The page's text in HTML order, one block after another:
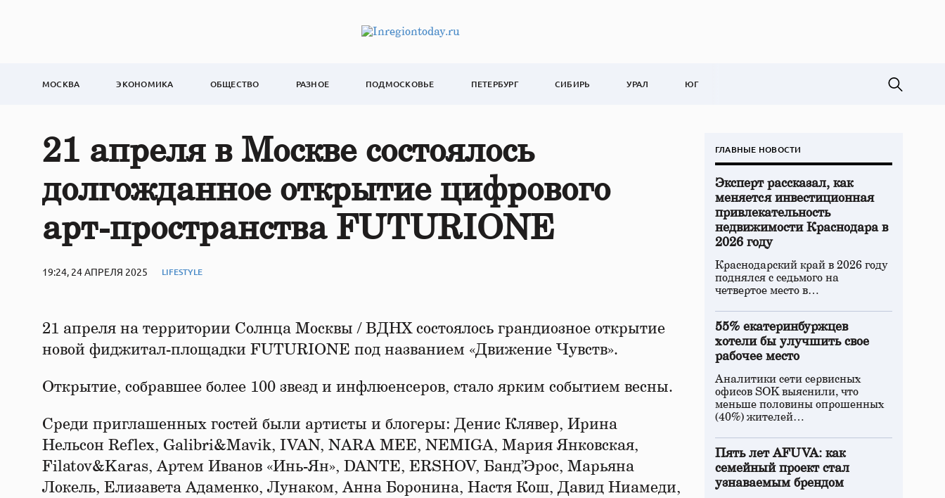
МОСКВА ЭКОНОМИКА ОБЩЕСТВО РАЗНОЕ ПОДМОСКОВЬЕ ПЕТЕРБУРГ СИБИРЬ УРАЛ ЮГ
21 апреля в Москве состоялось
долгожданное открытие цифрового
арт-пространства FUTURIONE
19:24, 24 АПРЕЛЯ 2025 LIFESTYLE
21 апреля на территории Солнца Москвы / ВДНХ состоялось грандиозное открытие
новой фиджитал-площадки FUTURIONE под названием «Движение Чувств».
Открытие, собравшее более 100 звезд и инфлюенсеров, стало ярким событием весны.
Среди приглашенных гостей были артисты и блогеры: Денис Клявер, Ирина
Нельсон Reflex, Galibri&Mavik, IVAN, NARA MEE, NEMIGA, Мария Янковская,
Filatov&Karas, Артем Иванов «Инь-Ян», DANTE, ERSHOV, Банд’Эрос, Марьяна
Локель, Елизавета Адаменко, Лунаком, Анна Боронина, Настя Кош, Давид Ниамеди,
ГЛАВНЫЕ НОВОСТИ
Эксперт рассказал, как
меняется инвестиционная
привлекательность
недвижимости Краснодара в
2026 году
Краснодарский край в 2026 году
поднялся с седьмого на
четвертое место в…
55% екатеринбуржцев
хотели бы улучшить свое
рабочее место
Аналитики сети сервисных
офисов SOK выяснили, что
меньше половины опрошенных
(40%) жителей…
Пять лет AFUVA: как
семейный проект стал
узнаваемым брендом